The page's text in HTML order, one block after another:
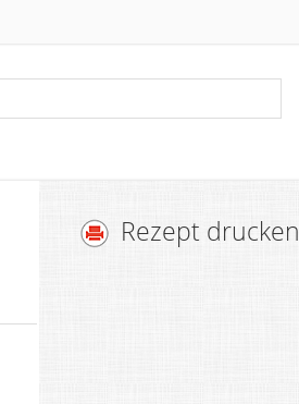
Rezept drucken